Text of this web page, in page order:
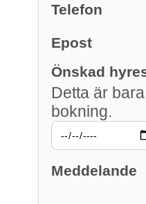
Telefon
Epost
Önskad
Detta är
bokning.
Meddelande